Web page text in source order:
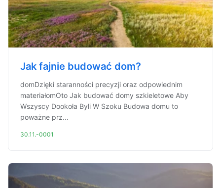
Jak fajnie budować dom?
domDzięki staranności precyzji oraz odpowiednim
materiałomOto Jak budować domy szkieletowe Aby
Wszyscy Dookoła Byli W Szoku Budowa domu to
poważne prz...
30.11.-0001